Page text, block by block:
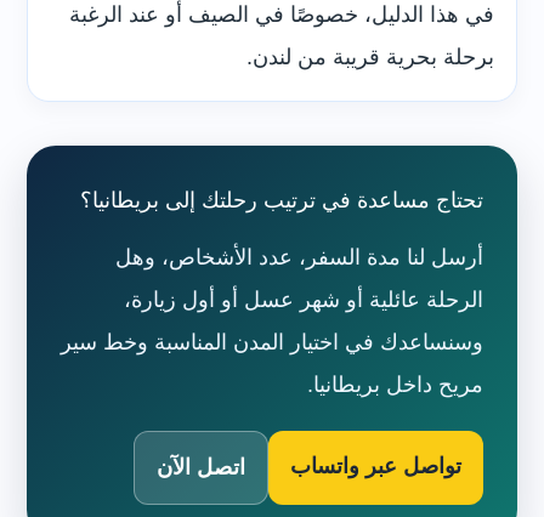
في هذا الدليل، خصوصًا في الصيف أو عند الرغبة
برحلة بحرية قريبة من لندن.
تحتاج مساعدة في ترتيب رحلتك إلى بريطانيا؟
أرسل لنا مدة السفر، عدد الأشخاص، وهل
الرحلة عائلية أو شهر عسل أو أول زيارة،
وسنساعدك في اختيار المدن المناسبة وخط سير
مريح داخل بريطانيا.
تواصل عبر واتساب اتصل الآن